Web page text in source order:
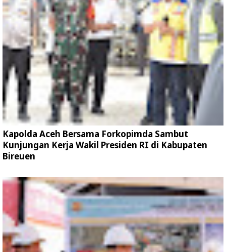
Kapolda Aceh Bersama Forkopimda Sambut
Kunjungan Kerja Wakil Presiden RI di Kabupaten
Bireuen